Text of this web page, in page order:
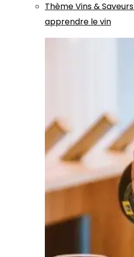
ThèmeVins & Saveurs
apprendre le vin